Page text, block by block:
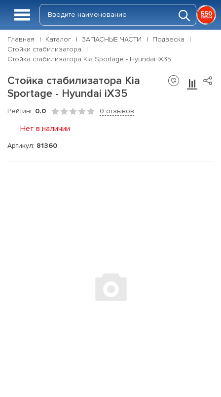
Главная Каталог ЗАПАСНЫЕ ЧАСТИ
Подвеска
Стойки стабилизатора
Стойка стабилизатора Kia Sportage - Hyundai iX35
Стойка стабилизатора Kia
Sportage - Hyundai iX35
Рейтинг 0.0 0 отзывов
Нет в наличии
Артикул: 81360